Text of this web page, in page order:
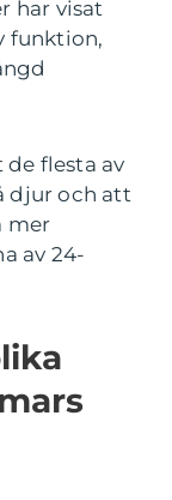
har visat
funktion,
flesta av
djur och att
mer
av 24-